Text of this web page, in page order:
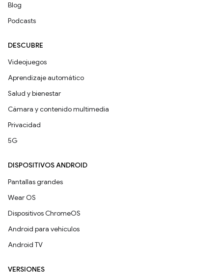
Blog
Podcasts
DESCUBRE
Videojuegos
Aprendizaje automático
Salud y bienestar
Cámara y contenido multimedia
Privacidad
5G
DISPOSITIVOS ANDROID
Pantallas grandes
Wear OS
Dispositivos ChromeOS
Android para vehículos
Android TV
VERSIONES